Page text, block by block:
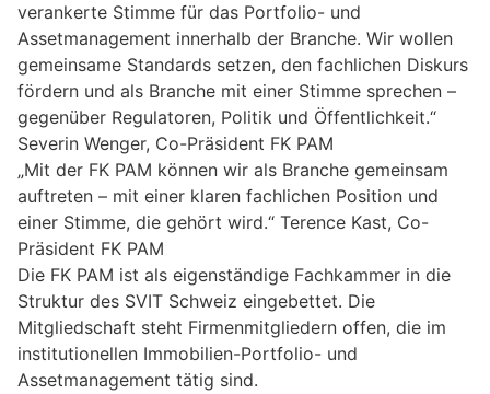
verankerte Stimme für das Portfolio- und
Assetmanagement innerhalb der Branche. Wir wollen
gemeinsame Standards setzen, den fachlichen Diskurs
fördern und als Branche mit einer Stimme sprechen –
gegenüber Regulatoren, Politik und Öffentlichkeit.“
Severin Wenger, Co-Präsident FK PAM
„Mit der FK PAM können wir als Branche gemeinsam
auftreten – mit einer klaren fachlichen Position und
einer Stimme, die gehört wird.“ Terence Kast, Co-
Präsident FK PAM
Die FK PAM ist als eigenständige Fachkammer in die
Struktur des SVIT Schweiz eingebettet. Die
Mitgliedschaft steht Firmenmitgliedern offen, die im
institutionellen Immobilien-Portfolio- und
Assetmanagement tätig sind.